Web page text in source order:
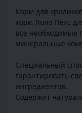
Корм для
корм Лоло Петс
все необходимые
минеральные
Специальный
гарантировать
ингредиентов.
Содержит